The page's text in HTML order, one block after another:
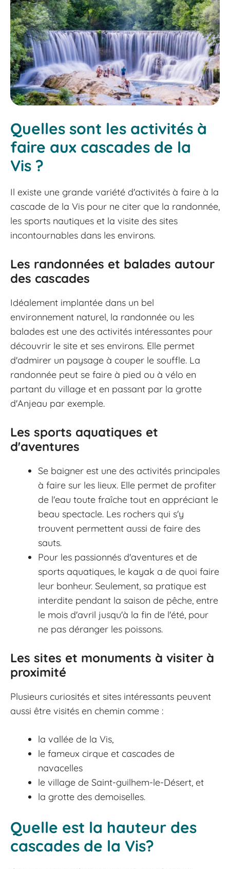
Quelles sont les activités à
faire aux cascades de la
Vis ?
Il existe une grande variété d'activités à faire à la
cascade de la Vis pour ne citer que la randonnée,
les sports nautiques et la visite des sites
incontournables dans les environs.
Les randonnées et balades autour
des cascades
Idéalement implantée dans un bel
environnement naturel, la randonnée ou les
balades est une des activités intéressantes pour
découvrir le site et ses environs. Elle permet
d'admirer un paysage à couper le souffle. La
randonnée peut se faire à pied ou à vélo en
partant du village et en passant par la grotte
d'Anjeau par exemple.
Les sports aquatiques et
d'aventures
Se baigner est une des activités principales
à faire sur les lieux. Elle permet de profiter
de l'eau toute fraîche tout en appréciant le
beau spectacle. Les rochers qui s'y
trouvent permettent aussi de faire des
sauts.
Pour les passionnés d'aventures et de
sports aquatiques, le kayak a de quoi faire
leur bonheur. Seulement, sa pratique est
interdite pendant la saison de pêche, entre
le mois d'avril jusqu'à la fin de l'été, pour
ne pas déranger les poissons.
Les sites et monuments à visiter à
proximité
Plusieurs curiosités et sites intéressants peuvent
aussi être visités en chemin comme :
la vallée de la Vis,
le fameux cirque et cascades de
navacelles
le village de Saint-guilhem-le-Désert, et
la grotte des demoiselles.
Quelle est la hauteur des
cascades de la Vis?